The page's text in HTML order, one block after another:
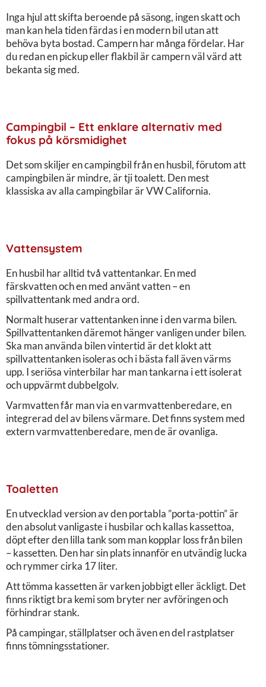
Inga hjul att skifta beroende på säsong, ingen skatt och
man kan hela tiden färdas i en modern bil utan att
behöva byta bostad. Campern har många fördelar. Har
du redan en pickup eller flakbil är campern väl värd att
bekanta sig med.
Campingbil – Ett enklare alternativ med
fokus på körsmidighet
Det som skiljer en campingbil från en husbil, förutom att
campingbilen är mindre, är tji toalett. Den mest
klassiska av alla campingbilar är VW California.
Vattensystem
En husbil har alltid två vattentankar. En med
färskvatten och en med använt vatten – en
spillvattentank med andra ord.
Normalt huserar vattentanken inne i den varma bilen.
Spillvattentanken däremot hänger vanligen under bilen.
Ska man använda bilen vintertid är det klokt att
spillvattentanken isoleras och i bästa fall även värms
upp. I seriösa vinterbilar har man tankarna i ett isolerat
och uppvärmt dubbelgolv.
Varmvatten får man via en varmvattenberedare, en
integrerad del av bilens värmare. Det finns system med
extern varmvattenberedare, men de är ovanliga.
Toaletten
En utvecklad version av den portabla ”porta-pottin” är
den absolut vanligaste i husbilar och kallas kassettoa,
döpt efter den lilla tank som man kopplar loss från bilen
– kassetten. Den har sin plats innanför en utvändig lucka
och rymmer cirka 17 liter.
Att tömma kassetten är varken jobbigt eller äckligt. Det
finns riktigt bra kemi som bryter ner avföringen och
förhindrar stank.
På campingar, ställplatser och även en del rastplatser
finns tömningsstationer.